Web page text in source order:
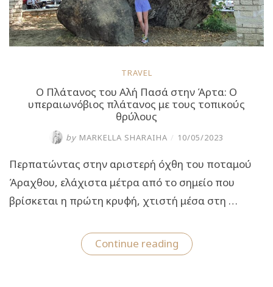
TRAVEL
Ο Πλάτανος του Αλή Πασά στην Άρτα: Ο
υπεραιωνόβιος πλάτανος με τους τοπικούς
θρύλους
by MARKELLA SHARAIHA / 10/05/2023
Περπατώντας στην αριστερή όχθη του ποταμού
Άραχθου, ελάχιστα μέτρα από το σημείο που
βρίσκεται η πρώτη κρυφή, χτιστή μέσα στη …
Continue reading“Ο
Πλάτανος